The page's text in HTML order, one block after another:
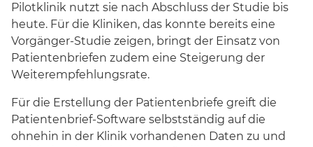
Pilotklinik nutzt sie nach Abschluss der Studie bis
heute. Für die Kliniken, das konnte bereits eine
Vorgänger-Studie zeigen, bringt der Einsatz von
Patientenbriefen zudem eine Steigerung der
Weiterempfehlungsrate.
Für die Erstellung der Patientenbriefe greift die
Patientenbrief-Software selbstständig auf die
ohnehin in der Klinik vorhandenen Daten zu und